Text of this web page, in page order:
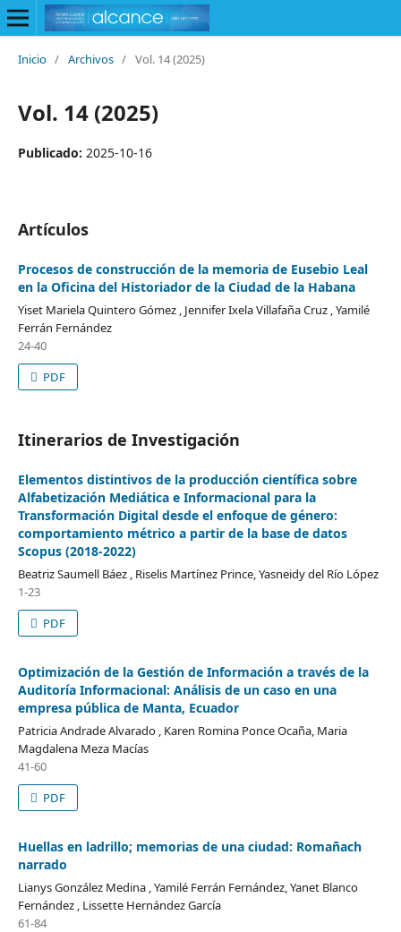
Inicio / Archivos / Vol. 14 (2025)
Vol. 14 (2025)
Publicado: 2025-10-16
Artículos
Procesos de construcción de la memoria de Eusebio Leal
en la Oficina del Historiador de la Ciudad de la Habana
Yiset Mariela Quintero Gómez , Jennifer Ixela Villafaña Cruz , Yamilé
Ferrán Fernández
24-40
PDF
Itinerarios de Investigación
Elementos distintivos de la producción científica sobre
Alfabetización Mediática e Informacional para la
Transformación Digital desde el enfoque de género:
comportamiento métrico a partir de la base de datos
Scopus (2018-2022)
Beatriz Saumell Báez , Riselis Martínez Prince, Yasneidy del Río López
1-23
PDF
Optimización de la Gestión de Información a través de la
Auditoría Informacional: Análisis de un caso en una
empresa pública de Manta, Ecuador
Patricia Andrade Alvarado , Karen Romina Ponce Ocaña, Maria
Magdalena Meza Macías
41-60
PDF
Huellas en ladrillo; memorias de una ciudad: Romañach
narrado
Lianys González Medina , Yamilé Ferrán Fernández, Yanet Blanco
Fernández , Lissette Hernández García
61-84